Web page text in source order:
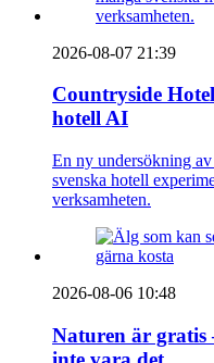
2026-08-07 21:39
Countryside
hotell AI
En ny undersökning
svenska hotell
verksamheten.
2026-08-06 10:48
Naturen är gratis